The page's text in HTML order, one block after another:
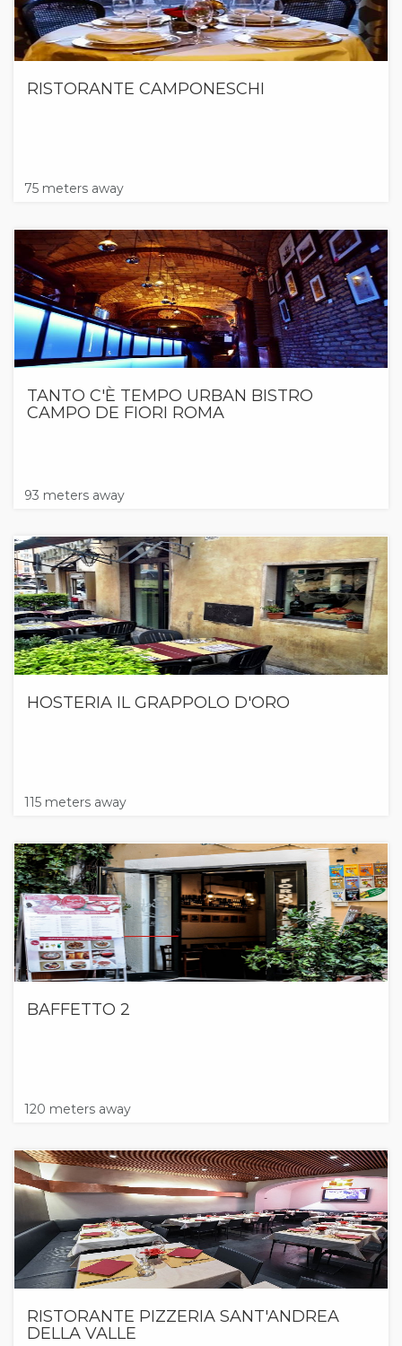
RISTORANTE CAMPONESCHI
75 meters away
TANTO C'È TEMPO URBAN BISTRO
CAMPO DE FIORI ROMA
93 meters away
HOSTERIA IL GRAPPOLO D'ORO
115 meters away
BAFFETTO 2
120 meters away
RISTORANTE PIZZERIA SANT'ANDREA
DELLA VALLE